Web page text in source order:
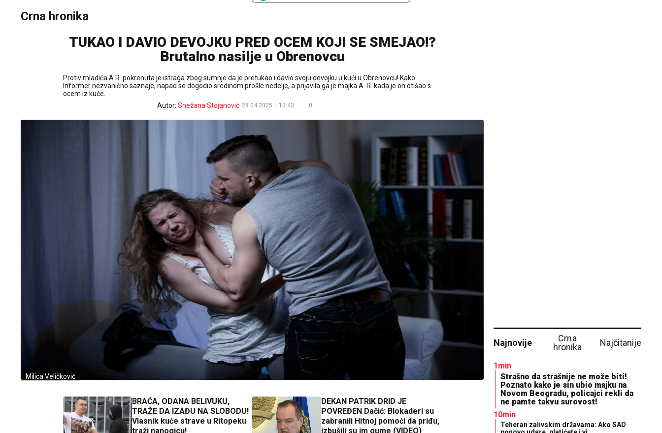
Crna hronika
TUKAO I DAVIO DEVOJKU PRED OCEM KOJI SE SMEJAO!?
Brutalno nasilje u Obrenovcu
Protiv mladića A.R. pokrenuta je istraga zbog sumnje da je pretukao i davio svoju devojku u kući u Obrenovcu! Kako
Informer nezvanično saznaje, napad se dogodio sredinom prošle nedelje, a prijavila ga je majka A. R. kada je on otišao s
ocem iz kuće.
Autor: Snežana Stojanović 28.04.2025. 13:43 0
Milica Veličković
BRAĆA, ODANA BELIVUKU,
TRAŽE DA IZAĐU NA SLOBODU!
Vlasnik kuće strave u Ritopeku
traži nanogicu!
DEKAN PATRIK DRID JE
POVREĐEN Dačić: Blokaderi su
zabranili Hitnoj pomoći da priđu,
izbušili su im gume (VIDEO)
Najnovije
Crna
hronika
Najčitanije
1min
Strašno da strašnije ne može biti!
Poznato kako je sin ubio majku na
Novom Beogradu, policajci rekli da
ne pamte takvu surovost!
10min
Teheran zalivskim državama: Ako SAD